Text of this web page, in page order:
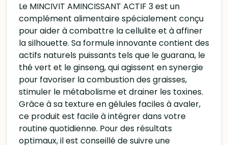
Le MINCIVIT AMINCISSANT ACTIF 3 est un
complément alimentaire spécialement conçu
pour aider à combattre la cellulite et à affiner
la silhouette. Sa formule innovante contient des
actifs naturels puissants tels que le guarana, le
thé vert et le ginseng, qui agissent en synergie
pour favoriser la combustion des graisses,
stimuler le métabolisme et drainer les toxines.
Grâce à sa texture en gélules faciles à avaler,
ce produit est facile à intégrer dans votre
routine quotidienne. Pour des résultats
optimaux, il est conseillé de suivre une